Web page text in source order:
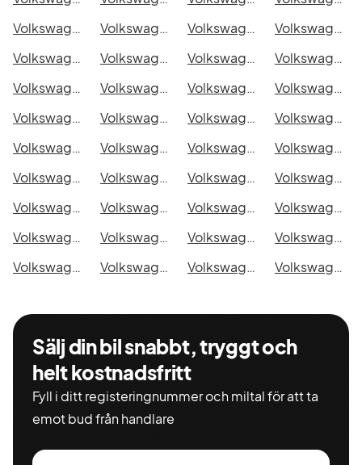
Volkswagen Crafter Chassi Double Cab i Malmö
Volkswagen Crafter Chassi Double Cab i Örebro Volkswagen Crafter Chassi Double Cab i Norrköping
Volkswagen Crafter Chassi Double Cab i Linköping
Volkswagen Crafter Chassi Double Cab i Uppsala
Volkswagen Crafter Chassi Double Cab i Västerås Volkswagen Crafter Chassi Double Cab i Halmstad
Volkswagen Crafter Chassi Double Cab i Växjö
Volkswagen Crafter Chassi Double Cab i Eskilstuna
Volkswagen Crafter Chassi Double Cab i Kalmar Volkswagen Crafter Chassi Double Cab i Karlskrona
Volkswagen Crafter Chassi Double Cab i Karlstad
Volkswagen Crafter Chassi Double Cab i Kristianstad
Volkswagen Crafter Chassi Double Cab i Sundsvall Volkswagen Crafter Chassi Double Cab i Umeå
Volkswagen Crafter Chassi Double Cab i Varberg
Volkswagen Crafter Chassi Double Cab i Borås
Volkswagen Crafter Chassi Double Cab i Falkenberg Volkswagen Crafter Chassi Double Cab i Gävle
Volkswagen Crafter Chassi Double Cab i Luleå
Volkswagen Crafter Chassi Double Cab i Lund
Volkswagen Crafter Chassi Double Cab i Mönsterås Volkswagen Crafter Chassi Double Cab i Uddevalla
Volkswagen Crafter Chassi Double Cab i Västervik
Volkswagen Crafter Chassi Double Cab i Ystad
Volkswagen Crafter Chassi Double Cab i Östersund Volkswagen Crafter Chassi Double Cab i Borlänge
Volkswagen Crafter Chassi Double Cab i Kiruna
Volkswagen Crafter Chassi Double Cab i Nyköping
Volkswagen Crafter Chassi Double Cab i Oskarshamn Volkswagen Crafter Chassi Double Cab i Sigtuna
Volkswagen Crafter Chassi Double Cab i Skellefteå
Volkswagen Crafter Chassi Double Cab i Skövde
Volkswagen Crafter Chassi Double Cab i Trollhättan Volkswagen Crafter Chassi Double Cab i Alingsås Volkswagen Crafter Chassi Double Cab i Båstad
Sälj din bil snabbt, tryggt och
helt kostnadsfritt
Fyll i ditt registeringnummer och miltal för att ta
emot bud från handlare